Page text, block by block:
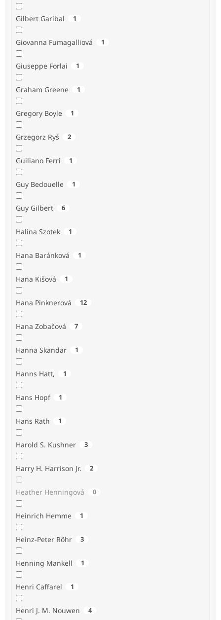
Gilbert Garibal 1
Giovanna Fumagalliová 1
Giuseppe Forlai 1
Graham Greene 1
Gregory Boyle 1
Grzegorz Ryś 2
Guiliano Ferri 1
Guy Bedouelle 1
Guy Gilbert 6
Halina Szotek 1
Hana Baránková 1
Hana Kišová 1
Hana Pinknerová 12
Hana Zobačová 7
Hanna Skandar 1
Hanns Hatt, 1
Hans Hopf 1
Hans Rath 1
Harold S. Kushner 3
Harry H. Harrison Jr. 2
Heather Henningová 0
Heinrich Hemme 1
Heinz-Peter Röhr 3
Henning Mankell 1
Henri Caffarel 1
Henri J. M. Nouwen 4